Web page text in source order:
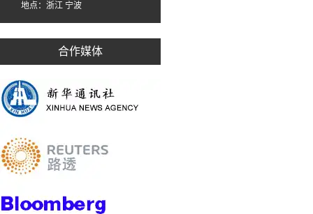
地点：浙江 宁波
合作媒体